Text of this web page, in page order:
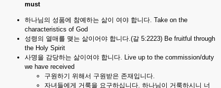
must
하나님의 성품에 참예하는 삶이 여야 합니다. Take on the
characteristics of God
성령의 열매를 맺는 삶이어야 합니다.(갈 5:2223) Be fruitful through
the Holy Spirit
사명을 감당하는 삶이여야 합니다. Live up to the commission/duty
we have received
구원하기 위해서 구원받은 존재입니다.
자녀들에게 거룩을 요구하십니다. 하나님이 거룩하시니 너